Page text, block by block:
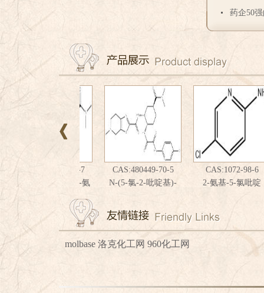
函
药企50
37-7
2-氨
酰胺
CAS:480449-70-5
N-(5-氯-2-吡啶基)-
甲基氨基)甲酰基]-2-
[[(4,5,6,7-四氢-5-甲
基噻唑并[5,4-c]吡
己基]乙二酰胺
CAS:1072-98-6
2-氨基-5-氯吡啶
molbase 洛克化工网 960化工网